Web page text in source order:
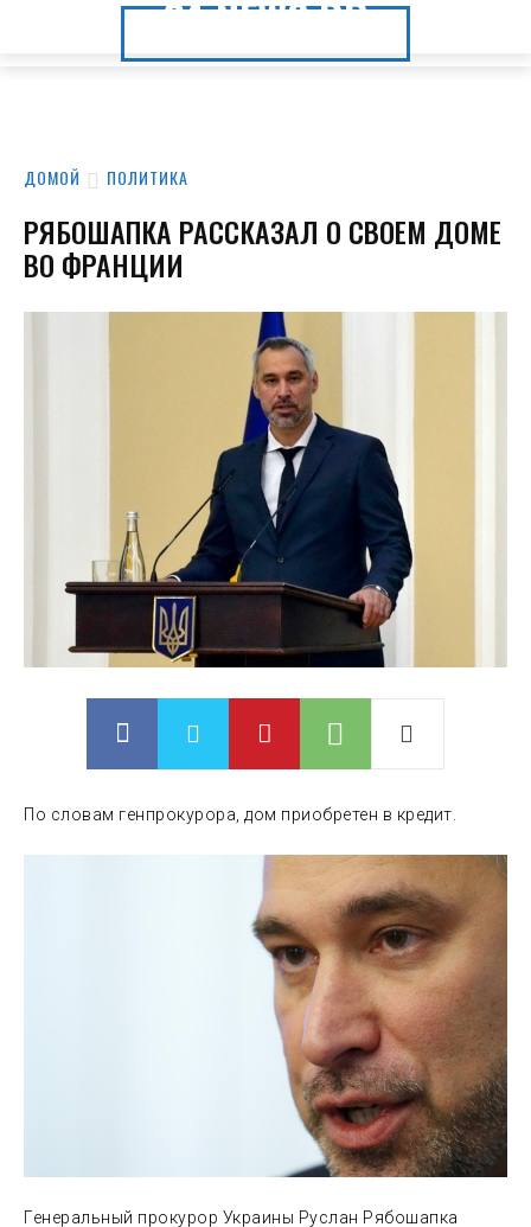
24.NEWS.DP
24.NEWS.DP
ДОМОЙ ПОЛИТИКА
РЯБОШАПКА РАССКАЗАЛ О СВОЕМ ДОМЕ
ВО ФРАНЦИИ
По словам генпрокурора, дом приобретен в кредит.
Генеральный прокурор Украины Руслан Рябошапка